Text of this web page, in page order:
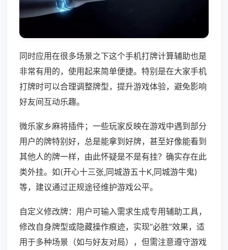
同时应用在很多场景之下这个手机打牌计算辅助也是
非常有用的，使用起来简单便捷。特别是在大家手机
打牌时可以合理调整牌型，提升游戏体验，避免影响
好友间互动乐趣。
微乐家乡麻将插件；一些玩家反映在游戏中遇到部分
用户的牌特别好，总是能拿到好牌，甚至好像能看到
其他人的牌一样，由此怀疑是不是有挂？确实存在此
类外挂。如(开心十三张,同城游五十K,同城游牛鬼)
等，建议通过正规途径维护游戏公平。
自定义修改牌：用户可输入需求生成专用辅助工具，
修改自身牌型或隐藏操作痕迹，实现“必胜”效果，适
用于多种场景（如与好友对局），但需注意遵守游戏